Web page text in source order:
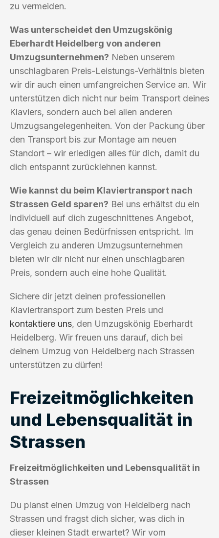
zu vermeiden.
Was unterscheidet den Umzugskönig
Eberhardt Heidelberg von anderen
Umzugsunternehmen? Neben unserem
unschlagbaren Preis-Leistungs-Verhältnis bieten
wir dir auch einen umfangreichen Service an. Wir
unterstützen dich nicht nur beim Transport deines
Klaviers, sondern auch bei allen anderen
Umzugsangelegenheiten. Von der Packung über
den Transport bis zur Montage am neuen
Standort – wir erledigen alles für dich, damit du
dich entspannt zurücklehnen kannst.
Wie kannst du beim Klaviertransport nach
Strassen Geld sparen? Bei uns erhältst du ein
individuell auf dich zugeschnittenes Angebot,
das genau deinen Bedürfnissen entspricht. Im
Vergleich zu anderen Umzugsunternehmen
bieten wir dir nicht nur einen unschlagbaren
Preis, sondern auch eine hohe Qualität.
Sichere dir jetzt deinen professionellen
Klaviertransport zum besten Preis und
kontaktiere uns, den Umzugskönig Eberhardt
Heidelberg. Wir freuen uns darauf, dich bei
deinem Umzug von Heidelberg nach Strassen
unterstützen zu dürfen!
Freizeitmöglichkeiten
und Lebensqualität in
Strassen
Freizeitmöglichkeiten und Lebensqualität in
Strassen
Du planst einen Umzug von Heidelberg nach
Strassen und fragst dich sicher, was dich in
dieser kleinen Stadt erwartet? Wir vom